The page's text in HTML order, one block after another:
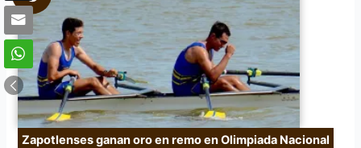
Zapotlenses ganan oro en remo en Olimpiada Nacional